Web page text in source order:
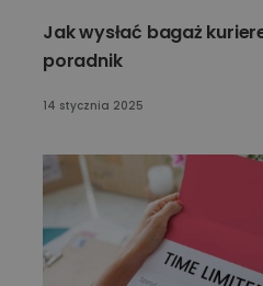
Jak wysłać bagaż
poradnik
14 stycznia 2025